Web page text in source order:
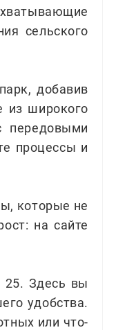
сельского
добавив
из широкого
передовыми
процессы и
которые не
на сайте
25. Здесь вы
удобства.
или что-